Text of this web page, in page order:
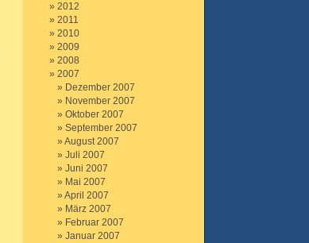
2012
2011
2010
2009
2008
2007
Dezember 2007
November 2007
Oktober 2007
September 2007
August 2007
Juli 2007
Juni 2007
Mai 2007
April 2007
März 2007
Februar 2007
Januar 2007